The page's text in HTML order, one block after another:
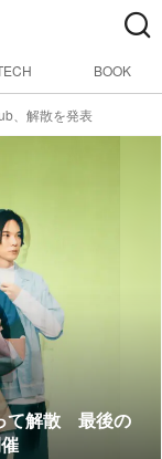
BOOK
、解散を発表
て解散 最後の